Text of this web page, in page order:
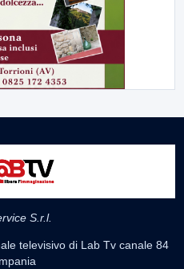
S.r.l.
televisivo di Lab Tv canale 84